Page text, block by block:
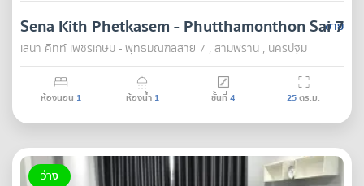
ขาย
Sena Kith Phetkasem - Phutthamonthon Sai 7
เสนา คิทท์ เพชรเกษม - พุทธมณฑลสาย 7 , สามพราน , นครปฐม
ห้องนอน 1 ห้องน้ำ 1 ชั้นที่4 25ตร.ม.
ว่าง